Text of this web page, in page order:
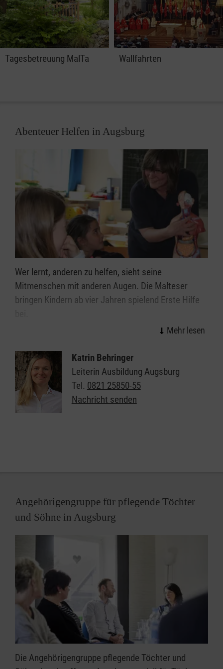
Tagesbetreuung MalTa Wallfahrten
Abenteuer Helfen in Augsburg
Wer lernt, anderen zu helfen, sieht seine
Mitmenschen mit anderen Augen. Die Malteser
bringen Kindern ab vier Jahren spielend Erste Hilfe
„Abenteuer Helfen“ heißt diese Aktion. Kinder und
Jugendliche lernen und üben, wie sie Menschen
trösten (also seelisch betreuen), wie sie selbst
helfen (also einfache Verbände anlegen) und wie sie
schnell Hilfe holen (also den Notruf richtig
absetzen) können. „Abenteuer Helfen“ ist modular
Katrin Behringer
Leiterin Ausbildung Augsburg
Tel. 0821 25850-55
Nachricht senden
Angehörigengruppe für pflegende Töchter
und Söhne in Augsburg
Die Angehörigengruppe pflegende Töchter und